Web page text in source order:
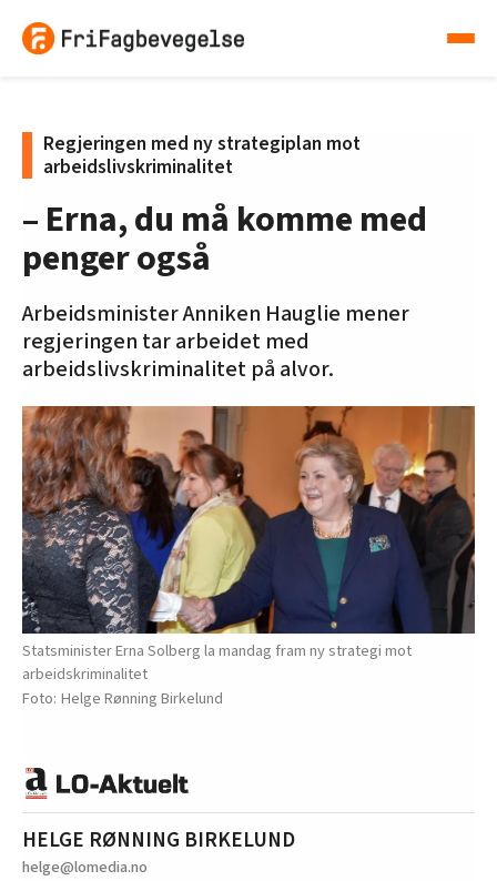
Regjeringen med ny strategiplan mot
arbeidslivskriminalitet
– Erna, du må komme med
penger også
Arbeidsminister Anniken Hauglie mener
regjeringen tar arbeidet med
arbeidslivskriminalitet på alvor.
Statsminister Erna Solberg la mandag fram ny strategi mot
arbeidskriminalitet
Helge Rønning Birkelund
HELGE RØNNING BIRKELUND
helge@lomedia.no